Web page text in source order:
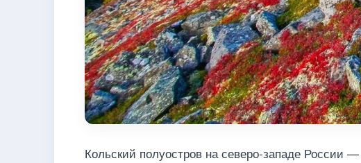
Кольский полуостров на северо-западе России